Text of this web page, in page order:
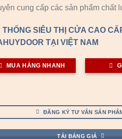
cung cấp các sản phẩm chất
THỐNG SIÊU THỊ CỬA CAO
TẠI VIỆT NAM
MUA HÀNG NHANH
ĐĂNG KÝ TƯ VẤN SẢN
TẢI BẢNG GIÁ